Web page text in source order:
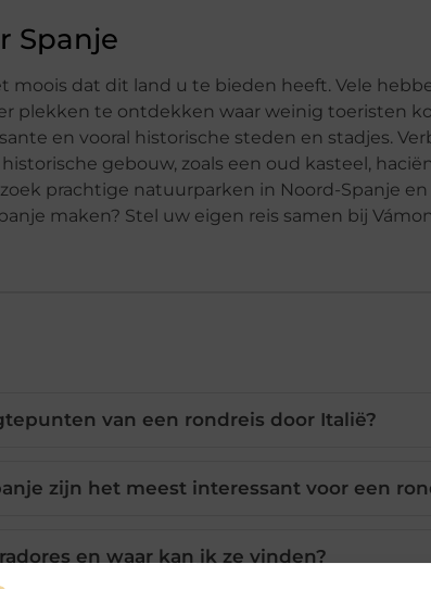
Spanje
moois dat dit land u te bieden heeft. Vele
plekken te ontdekken waar weinig toeristen
en vooral historische steden en stadjes.
gebouw, zoals een oud kasteel,
prachtige natuurparken in Noord-Spanje
maken? Stel uw eigen reis samen bij
van een rondreis door Italië?
zijn het meest interessant voor een
en waar kan ik ze vinden?